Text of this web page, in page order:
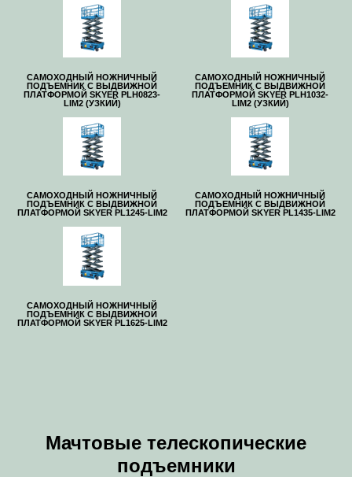
САМОХОДНЫЙ НОЖНИЧНЫЙ
ПОДЪЕМНИК С ВЫДВИЖНОЙ
ПЛАТФОРМОЙ SKYER PLH0823-
LIM2 (УЗКИЙ)
САМОХОДНЫЙ НОЖНИЧНЫЙ
ПОДЪЕМНИК С ВЫДВИЖНОЙ
ПЛАТФОРМОЙ SKYER PLH1032-
LIM2 (УЗКИЙ)
САМОХОДНЫЙ НОЖНИЧНЫЙ
ПОДЪЕМНИК С ВЫДВИЖНОЙ
ПЛАТФОРМОЙ SKYER PL1245-LIM2
САМОХОДНЫЙ НОЖНИЧНЫЙ
ПОДЪЕМНИК С ВЫДВИЖНОЙ
ПЛАТФОРМОЙ SKYER PL1435-LIM2
САМОХОДНЫЙ НОЖНИЧНЫЙ
ПОДЪЕМНИК С ВЫДВИЖНОЙ
ПЛАТФОРМОЙ SKYER PL1625-LIM2
Мачтовые телескопические
подъемники